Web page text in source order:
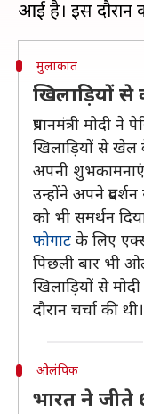
मुलाकात
खिलाड़ियों से
प्रधानमंत्री
खिलाड़ियों से खेल
अपनी शुभकामनाएं
उन्होंने अपने
को भी समर्थन
फोगाट के लिए
पिछली बार भी
खिलाड़ियों से
दौरान चर्चा की थी।
ओलंपिक
भारत ने जीते